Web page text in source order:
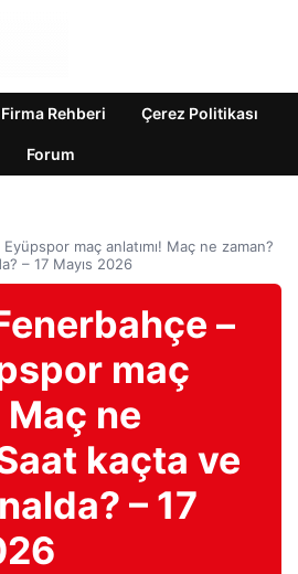
Firma Rehberi Çerez Politikası
Forum
maç anlatımı! Maç ne zaman?
– 17 Mayıs 2026
–
maç
Maç ne
kaçta ve
– 17